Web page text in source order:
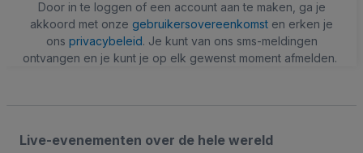
Door in te loggen of een account aan te maken, ga je
akkoord met onze gebruikersovereenkomst en erken je
ons privacybeleid. Je kunt van ons sms-meldingen
ontvangen en je kunt je op elk gewenst moment afmelden.
Live-evenementen over de hele wereld